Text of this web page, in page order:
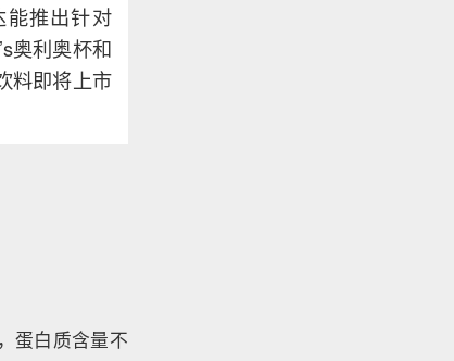
推出针对
奥利奥杯和
料即将上市
蛋白质含量不